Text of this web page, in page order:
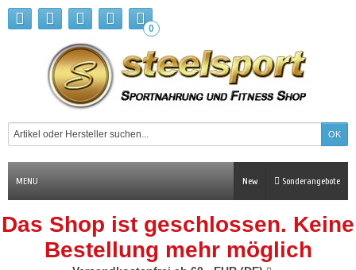
0
MENU Sonderangebote
New
Das Shop ist geschlossen. Keine
Bestellung mehr möglich